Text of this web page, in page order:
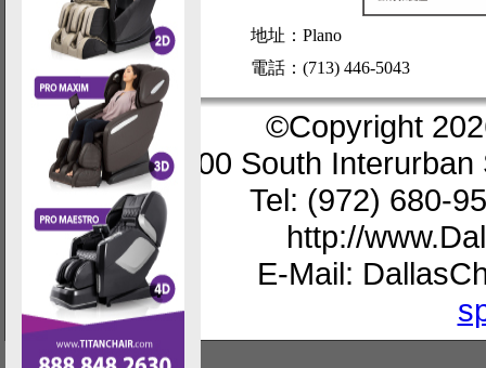
地址：Plano
電話：(713) 446-5043
©Copyright
200 South
Tel: (972) 680-
http://
E-Mail: